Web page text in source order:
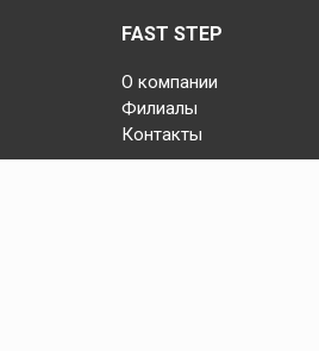
FAST STEP
О компании
Филиалы
Контакты